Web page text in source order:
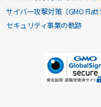
サイバー攻撃対策（GMO Flatt
セキュリティ事業の軌跡